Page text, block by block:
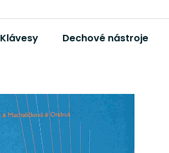
Klávesy Dechové nástroje